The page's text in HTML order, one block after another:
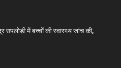
सपलोड़ी में बच्चों की स्वास्थ्य जांच की,